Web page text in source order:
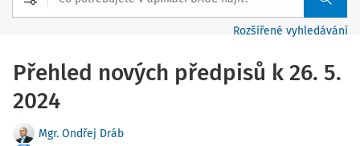
Rozšířené vyhledávání
Přehled nových předpisů k 26. 5.
2024
Mgr. Ondřej Dráb